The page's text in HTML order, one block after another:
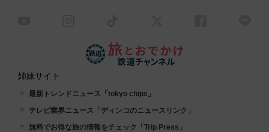
姉妹サイト
最新トレンドニュース「tokyo chips」
テレビ業界ニュース「ディンコのニュースリンク」
無料でお得な旅の情報をチェック「Trip Press」